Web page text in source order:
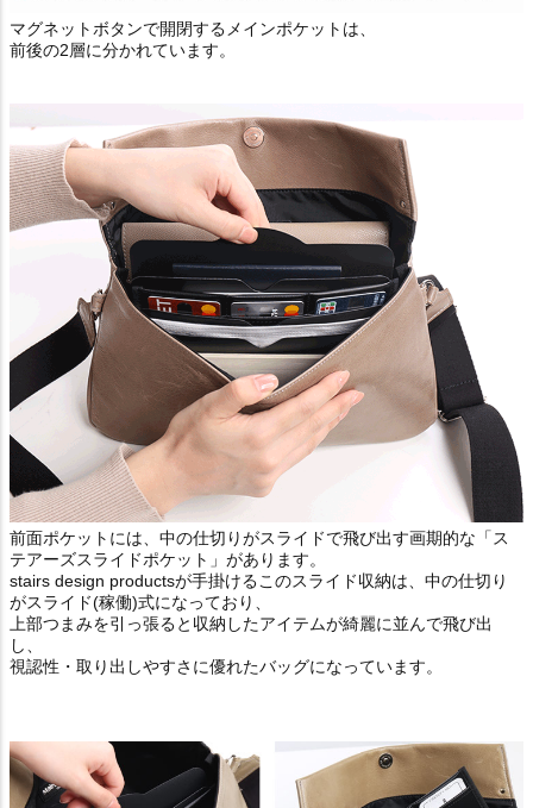
マグネットボタンで開閉するメインポケットは、
前後の2層に分かれています。
前面ポケットには、中の仕切りがスライドで飛び出す画期的な「ス
テアーズスライドポケット」があります。
stairs design productsが手掛けるこのスライド収納は、中の仕切り
がスライド(稼働)式になっており、
上部つまみを引っ張ると収納したアイテムが綺麗に並んで飛び出
し、
視認性・取り出しやすさに優れたバッグになっています。